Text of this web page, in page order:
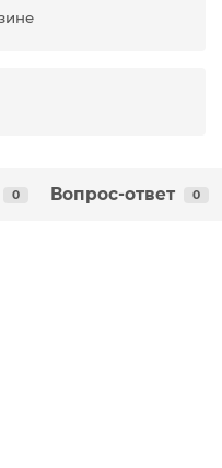
0 Вопрос-ответ 0